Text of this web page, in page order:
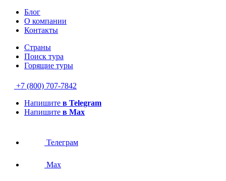
Блог
О компании
Контакты
Страны
Поиск тура
Горящие туры
+7 (800) 707-7842
Напишите в Telegram
Напишите в Max
Телеграм
Max